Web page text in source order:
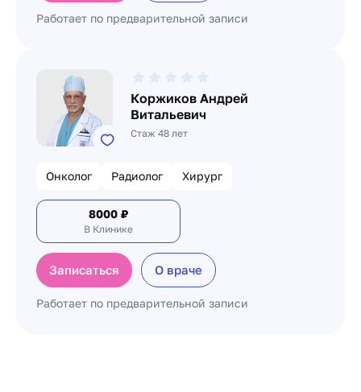
Работает по предварительной записи
Коржиков Андрей
Витальевич
Стаж 48 лет
Онколог Радиолог Хирург
8000 ₽
В Клинике
Записаться О враче
Работает по предварительной записи